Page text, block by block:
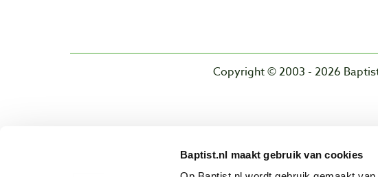
Baptist.nl maakt gebruik van cookies
Copyright © 2003 - 2026